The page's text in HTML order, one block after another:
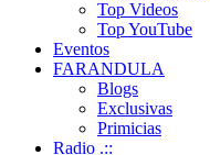
Top Videos
Top YouTube
Eventos
FARANDULA
Blogs
Exclusivas
Primicias
Radio .::